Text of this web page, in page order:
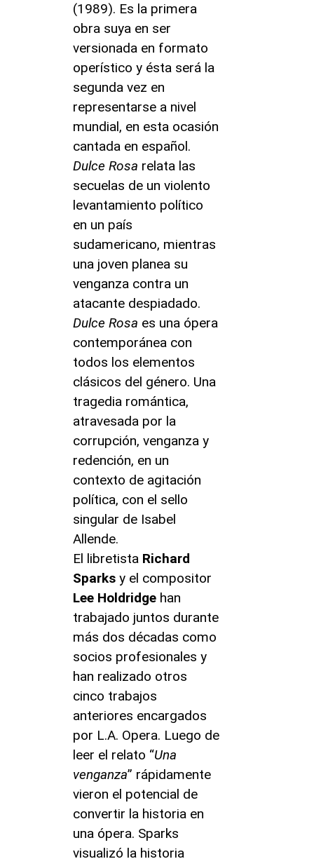
(1989). Es la primera
obra suya en ser
versionada en formato
operístico y ésta será la
segunda vez en
representarse a nivel
mundial, en esta ocasión
cantada en español.
Dulce Rosa relata las
secuelas de un violento
levantamiento político
en un país
sudamericano, mientras
una joven planea su
venganza contra un
atacante despiadado.
Dulce Rosa es una ópera
contemporánea con
todos los elementos
clásicos del género. Una
tragedia romántica,
atravesada por la
corrupción, venganza y
redención, en un
contexto de agitación
política, con el sello
singular de Isabel
Allende.
El libretista Richard
Sparks y el compositor
Lee Holdridge han
trabajado juntos durante
más dos décadas como
socios profesionales y
han realizado otros
cinco trabajos
anteriores encargados
por L.A. Opera. Luego de
leer el relato “Una
venganza” rápidamente
vieron el potencial de
convertir la historia en
una ópera. Sparks
visualizó la historia